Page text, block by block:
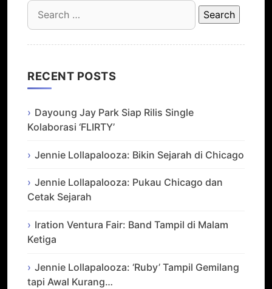
Search
for:
RECENT POSTS
Dayoung Jay Park Siap Rilis Single
Kolaborasi ‘FLIRTY’
Jennie Lollapalooza: Bikin Sejarah di Chicago
Jennie Lollapalooza: Pukau Chicago dan
Cetak Sejarah
Iration Ventura Fair: Band Tampil di Malam
Ketiga
Jennie Lollapalooza: ‘Ruby’ Tampil Gemilang
tapi Awal Kurang…